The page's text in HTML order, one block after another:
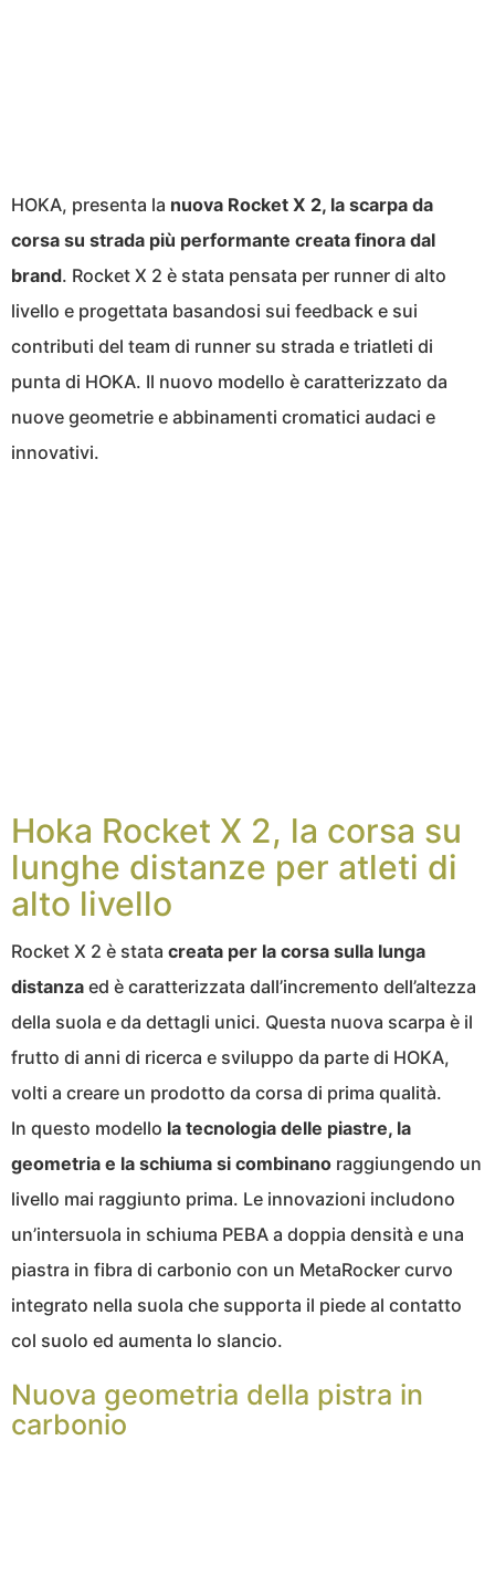
HOKA, presenta la nuova Rocket X 2, la scarpa da
corsa su strada più performante creata finora dal
brand. Rocket X 2 è stata pensata per runner di alto
livello e progettata basandosi sui feedback e sui
contributi del team di runner su strada e triatleti di
punta di HOKA. Il nuovo modello è caratterizzato da
nuove geometrie e abbinamenti cromatici audaci e
innovativi.
Hoka Rocket X 2, la corsa su
lunghe distanze per atleti di
alto livello
Rocket X 2 è stata creata per la corsa sulla lunga
distanza ed è caratterizzata dall’incremento dell’altezza
della suola e da dettagli unici. Questa nuova scarpa è il
frutto di anni di ricerca e sviluppo da parte di HOKA,
volti a creare un prodotto da corsa di prima qualità.
In questo modello la tecnologia delle piastre, la
geometria e la schiuma si combinano raggiungendo un
livello mai raggiunto prima. Le innovazioni includono
un’intersuola in schiuma PEBA a doppia densità e una
piastra in fibra di carbonio con un MetaRocker curvo
integrato nella suola che supporta il piede al contatto
col suolo ed aumenta lo slancio.
Nuova geometria della pistra in
carbonio